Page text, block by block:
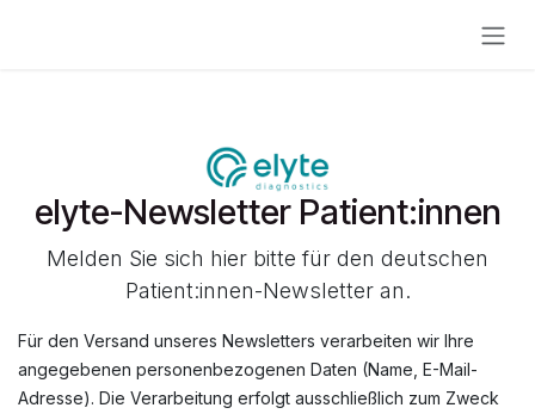
elyte-Newsletter Patient:innen
Melden Sie sich hier bitte für den deutschen
Patient:innen-Newsletter an.
Für den Versand unseres Newsletters verarbeiten wir Ihre
angegebenen personenbezogenen Daten (Name, E-Mail-
Adresse). Die Verarbeitung erfolgt ausschließlich zum Zweck